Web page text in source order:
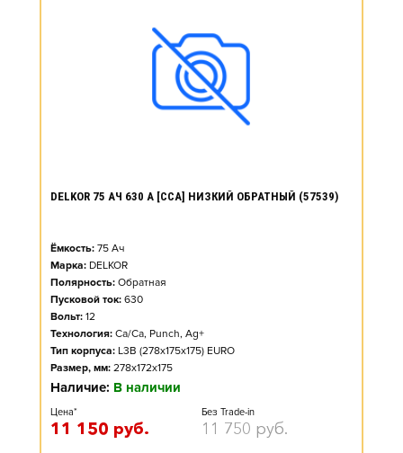
DELKOR 75 АЧ 630 А [CCA] НИЗКИЙ ОБРАТНЫЙ (57539)
Ёмкость: 75 Ач
Марка: DELKOR
Полярность: Обратная
Пусковой ток: 630
Вольт: 12
Технология: Ca/Ca, Punch, Ag+
Тип корпуса: L3B (278x175x175) EURO
Размер, мм: 278x172x175
Наличие: В наличии
Цена*
11 150 руб.
Без Trade-in
11 750 руб.